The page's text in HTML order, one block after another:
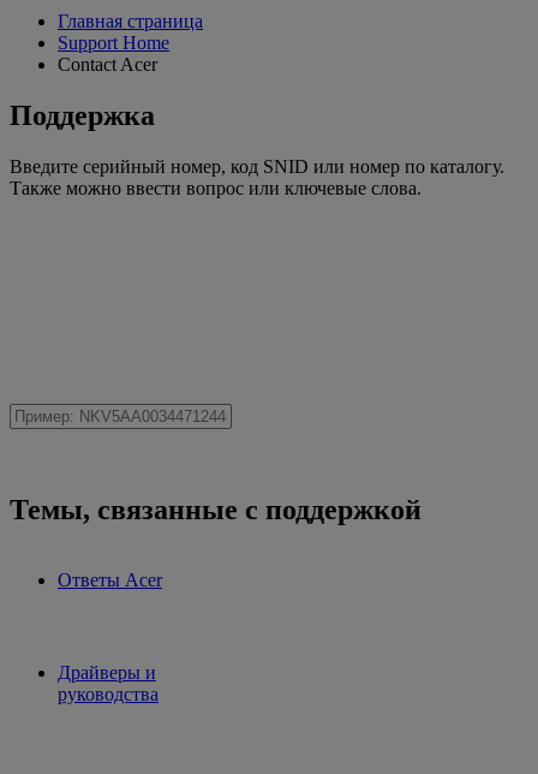
Главная страница
Support Home
Contact Acer
Поддержка
Введите серийный номер, код SNID или номер по каталогу.
Также можно ввести вопрос или ключевые слова.
Темы, связанные с поддержкой
Ответы Acer
Драйверы и
руководства